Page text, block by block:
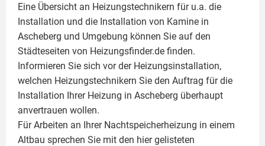
Eine Übersicht an Heizungstechnikern für u.a. die
Installation und die Installation von Kamine in
Ascheberg und Umgebung können Sie auf den
Städteseiten von Heizungsfinder.de finden.
Informieren Sie sich vor der Heizungsinstallation,
welchen Heizungstechnikern Sie den Auftrag für die
Installation Ihrer Heizung in Ascheberg überhaupt
anvertrauen wollen.
Für Arbeiten an Ihrer Nachtspeicherheizung in einem
Altbau sprechen Sie mit den hier gelisteten